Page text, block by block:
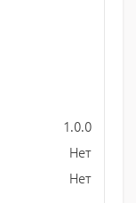
1.0.0
Нет
Нет